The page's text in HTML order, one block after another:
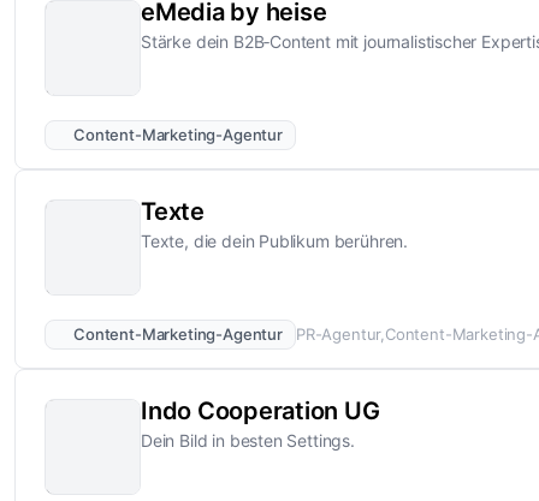
eMedia by heise
Stärke dein B2B‑Content mit journalistischer
Content-Marketing-Agentur
Texte
Texte, die dein Publikum berühren.
Content-Marketing-Agentur PR-Agentur Content-Marketing-
Indo Cooperation UG
Dein Bild in besten Settings.